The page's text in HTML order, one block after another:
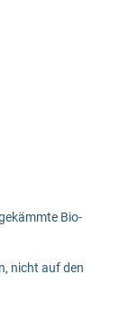
Bio-
nicht auf den